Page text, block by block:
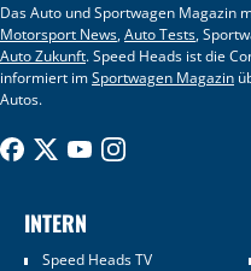
Das Auto und Sportwagen Magazin
Motorsport News,Auto Tests,
Auto Zukunft. Speed Heads ist die
informiert imSportwagen Magazin
Autos.
INTERN
Speed Heads TV